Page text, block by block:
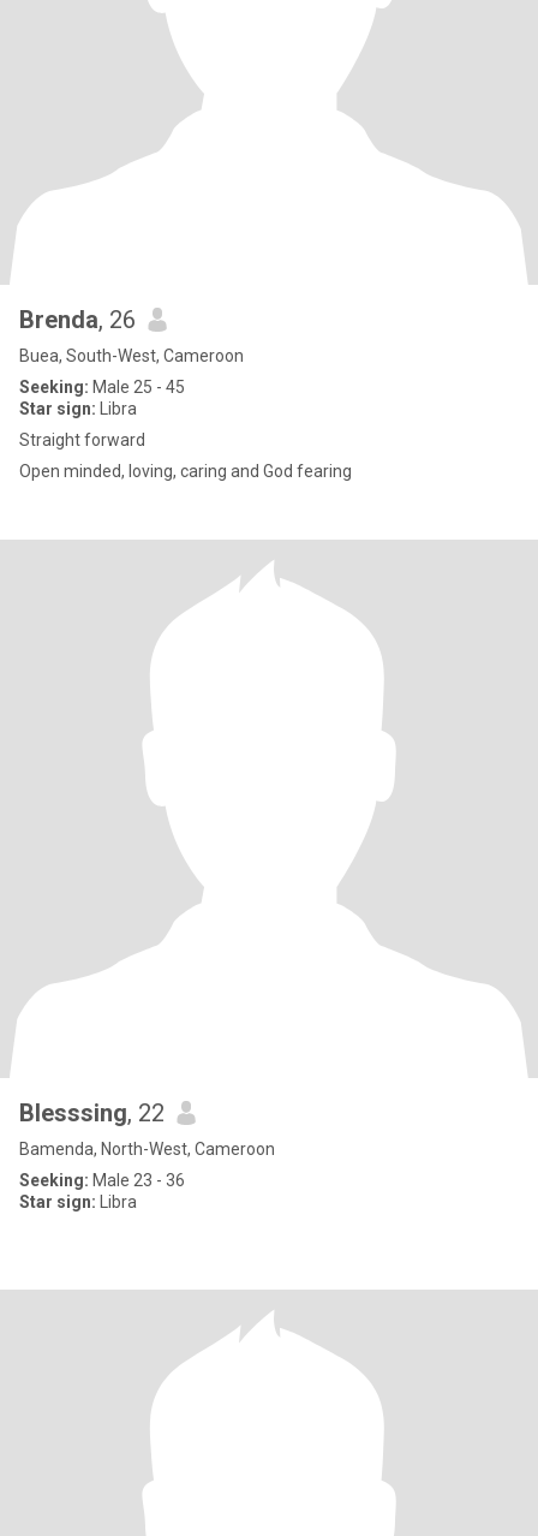
Brenda, 26
Buea, South-West, Cameroon
Seeking: Male 25 - 45
Star sign: Libra
Straight forward
Open minded, loving, caring and God fearing
Blesssing, 22
Bamenda, North-West, Cameroon
Seeking: Male 23 - 36
Star sign: Libra